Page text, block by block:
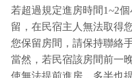
若超過規定進房時間1~2
留，在民宿主人無法取得
您保留房間，請保持聯絡
當然，若民宿該房間前一